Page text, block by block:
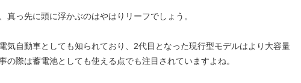
真っ先に頭に浮かぶのはやはりリーフでしょう。
気自動車としても知られており、2代目となった現行型モデルはより大容量
の際は蓄電池としても使える点でも注目されていますよね。